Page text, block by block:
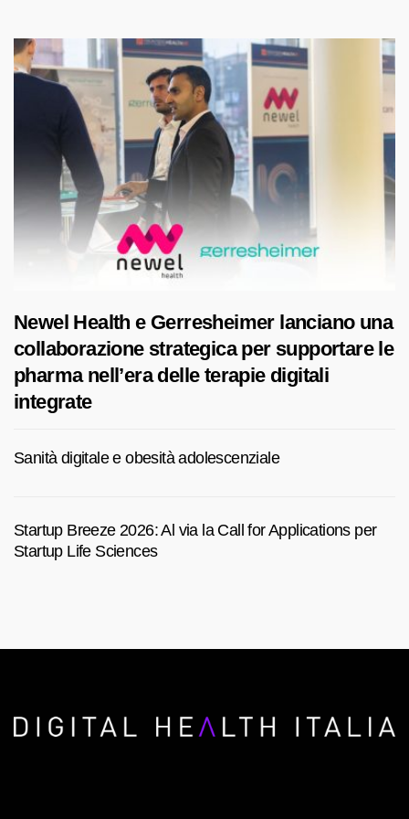
Newel Health e Gerresheimer lanciano una
collaborazione strategica per supportare le
pharma nell’era delle terapie digitali
integrate
Sanità digitale e obesità adolescenziale
Startup Breeze 2026: Al via la Call for Applications per
Startup Life Sciences